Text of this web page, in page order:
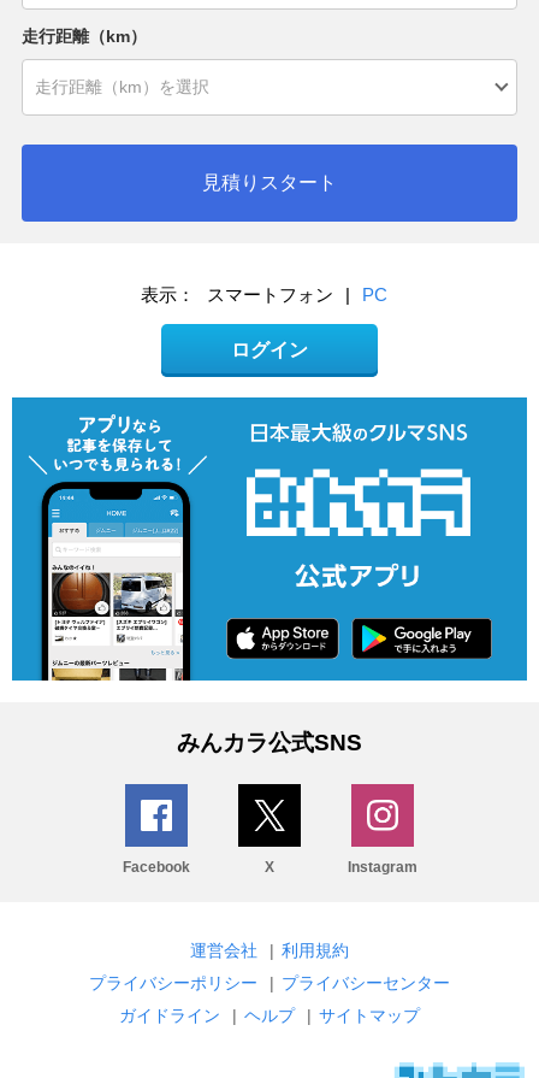
走行距離（km）
見積りスタート
表示： スマートフォン | PC
ログイン
みんカラ公式SNS
Facebook X Instagram
運営会社 | 利用規約
プライバシーポリシー
| プライバシーセンター
ガイドライン
| ヘルプ | サイトマップ